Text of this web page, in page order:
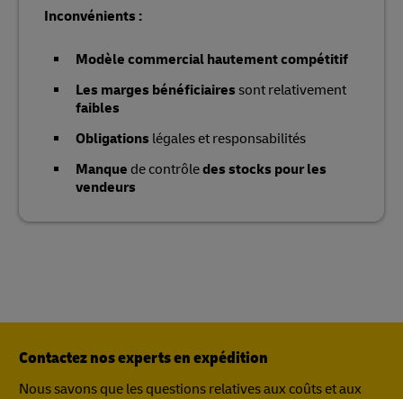
Inconvénients :
Modèle commercial hautement compétitif
Les marges bénéficiaires sont relativement
faibles
Obligations légales et responsabilités
Manque de contrôledes stocks pour les
vendeurs
Contactez nos experts en expédition
Nous savons que les questions relatives aux coûts et aux